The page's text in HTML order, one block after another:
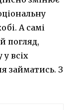
А самі
погляд,
всіх
займатись. З